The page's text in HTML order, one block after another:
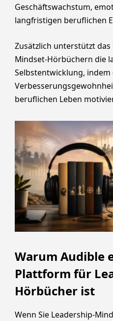
Geschäftswachstum,
langfristigen beruflichen
Zusätzlich unterstützt
Mindset-Hörbüchern die
Selbstentwicklung, indem
beruflichen Leben
Warum Audible
Plattform für
Hörbücher ist
Wenn Sie Leadership-